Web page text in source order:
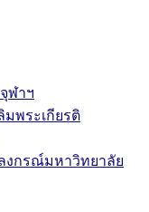
ฬาฯ
พระเกียรติ
งกรณ์มหาวิทยาลัย